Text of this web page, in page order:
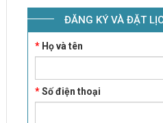
ĐĂNG KÝ VÀ ĐẶT
*Họ và tên
*Số điện thoại